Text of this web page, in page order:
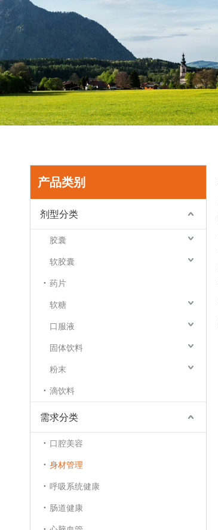
产品类别
剂型分类
胶囊
软胶囊
药片
软糖
口服液
固体饮料
粉末
滴饮料
需求分类
口腔美容
身材管理
呼吸系统健康
肠道健康